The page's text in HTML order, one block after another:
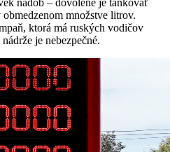
množstve litrov.
ktorá má ruských vodičov
je nebezpečné.